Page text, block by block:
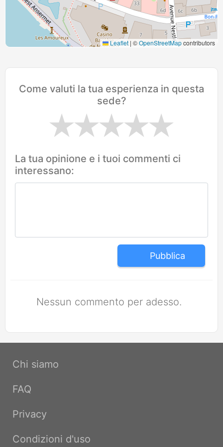
Leaflet | ©OpenStreetMapcontributors
Come valuti la tua esperienza in questa
sede?
La tua opinione e i tuoi commenti ci
interessano:
Pubblica
Nessun commento per adesso.
Chi siamo
FAQ
Privacy
Condizioni d'uso